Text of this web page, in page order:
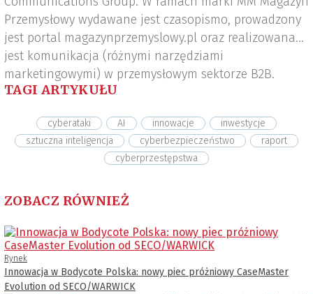
Przemysłowy wydawane jest czasopismo, prowadzony
jest portal magazynprzemyslowy.pl oraz realizowana
jest komunikacja (różnymi narzędziami
marketingowymi) w przemysłowym sektorze B2B.
TAGI ARTYKUŁU
cyberataki AI innowacje
inwestycje
sztuczna inteligencja
cyberbezpieczeństwo
raport
cyberprzestępstwa
ZOBACZ RÓWNIEŻ
Rynek
Innowacja w Bodycote Polska: nowy piec próżniowy CaseMaster
Evolution od SECO/WARWICK